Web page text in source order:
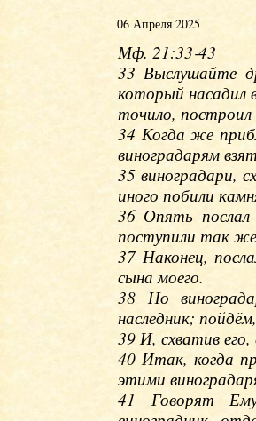
06 Апреля 2025
Мф. 21:33‐43
33 Выслушайте
который насадил
точило,
34 Когда же
виноградарям
35 виноградари,
иного побили
36 Опять послал
поступили так
37 Наконец,
сына моего.
38 Но
наследник;
39 И, схватив его,
40 Итак, когда
этими
41 Говорят